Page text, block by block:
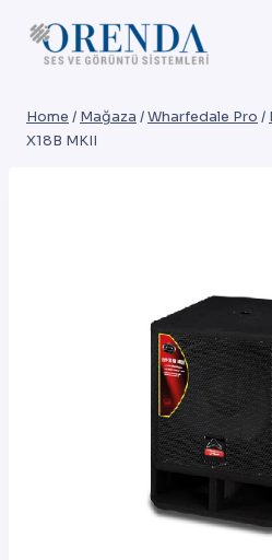
Home / Mağaza /Wharfedale Pro /
X18B MKII